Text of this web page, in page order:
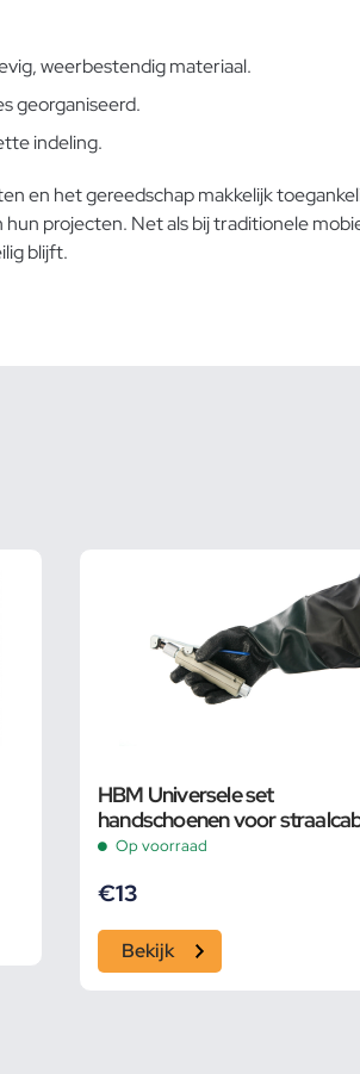
weerbestendig materiaal.
georganiseerd.
indeling.
en het gereedschap makkelijk
projecten. Net als bij traditionele
blijft.
HBM Universele set
handschoenen voor
50 cm
Op voorraad
€13
Bekijk